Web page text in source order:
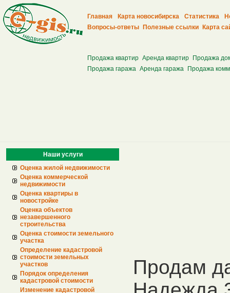
Главная Карта новосибирска Статистика
Вопросы-ответы
Полезные ссылки Карта
Продажа квартир Аренда квартир
Продажа
Продажа гаража Аренда гаража Продажа
Наши услуги
Оценка жилой недвижимости
Оценка коммерческой
недвижимости
Оценка квартиры в
новостройке
Оценка объектов
незавершенного
строительства
Оценка стоимости земельного
участка
Определение кадастровой
стоимости земельных
участков
Порядок определения
кадастровой стоимости
Изменение кадастровой
Продам